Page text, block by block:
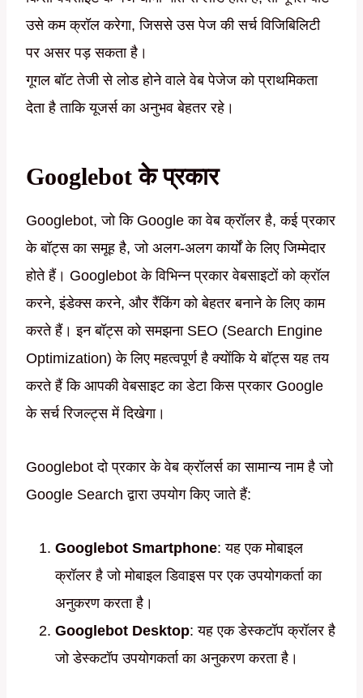
उसे कम क्रॉल करेगा, जिससे उस पेज की सर्च विजिबिलिटी
पर असर पड़ सकता है।
गूगल बॉट तेजी से लोड होने वाले वेब पेजेज को प्राथमिकता
देता है ताकि यूजर्स का अनुभव बेहतर रहे।
Googlebot के प्रकार
Googlebot, जो कि Google का वेब क्रॉलर है, कई प्रकार
के बॉट्स का समूह है, जो अलग-अलग कार्यों के लिए जिम्मेदार
होते हैं। Googlebot के विभिन्न प्रकार वेबसाइटों को क्रॉल
करने, इंडेक्स करने, और रैंकिंग को बेहतर बनाने के लिए काम
करते हैं। इन बॉट्स को समझना SEO (Search Engine
Optimization) के लिए महत्वपूर्ण है क्योंकि ये बॉट्स यह तय
करते हैं कि आपकी वेबसाइट का डेटा किस प्रकार Google
के सर्च रिजल्ट्स में दिखेगा।
Googlebot दो प्रकार के वेब क्रॉलर्स का सामान्य नाम है जो
Google Search द्वारा उपयोग किए जाते हैं:
Googlebot Smartphone: यह एक मोबाइल
क्रॉलर है जो मोबाइल डिवाइस पर एक उपयोगकर्ता का
अनुकरण करता है।
Googlebot Desktop: यह एक डेस्कटॉप क्रॉलर है
जो डेस्कटॉप उपयोगकर्ता का अनुकरण करता है।